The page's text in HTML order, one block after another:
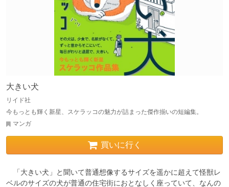
大きい犬
リイド社
今もっとも輝く新星、スケラッコの魅力が詰まった傑作揃いの短編集。
マンガ
買いに行く
「大きい犬」と聞いて普通想像するサイズを遥かに超えて怪獣レ
ベルのサイズの犬が普通の住宅街におとなしく座っていて、なんの